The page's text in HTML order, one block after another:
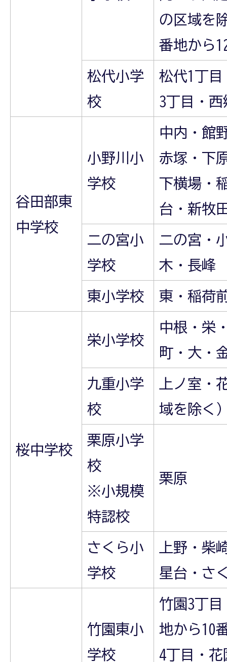
の区域を
番地から
松代小学
校
松代1丁
3丁目・西
谷田部東
中学校
小野川小
学校
中内・館
赤塚・下
下横場・
台・新牧
二の宮小
学校
二の宮・
木・長峰
東小学校 東・稲荷
桜中学校
栄小学校
中根・栄
町・大・
九重小学
校
上ノ室・
域を除く
栗原小学
校
※小規模
特認校
栗原
さくら小
学校
上野・柴
星台・さ
竹園東小
学校
竹園3丁
地から10
4丁目・